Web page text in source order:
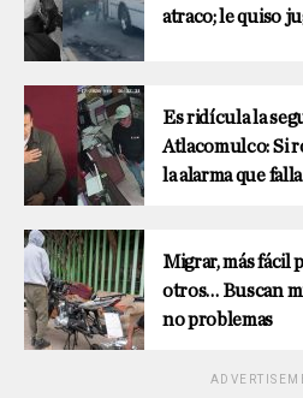
atraco; le quiso
Es ridícula la
Atlacomulco: Si
la alarma que
Migrar, más fácil
otros… Buscan
no problemas